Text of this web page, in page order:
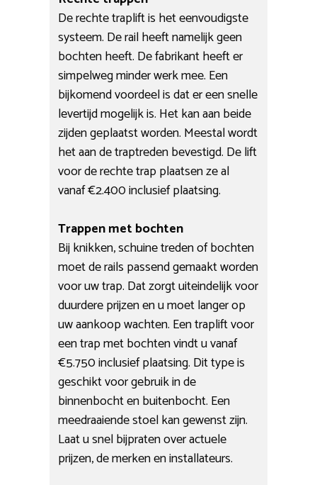
De rechte traplift is het eenvoudigste
systeem. De rail heeft namelijk geen
bochten heeft. De fabrikant heeft er
simpelweg minder werk mee. Een
bijkomend voordeel is dat er een snelle
levertijd mogelijk is. Het kan aan beide
zijden geplaatst worden. Meestal wordt
het aan de traptreden bevestigd. De lift
voor de rechte trap plaatsen ze al
vanaf €2.400 inclusief plaatsing.
Trappen met bochten
Bij knikken, schuine treden of bochten
moet de rails passend gemaakt worden
voor uw trap. Dat zorgt uiteindelijk voor
duurdere prijzen en u moet langer op
uw aankoop wachten. Een traplift voor
een trap met bochten vindt u vanaf
€5.750 inclusief plaatsing. Dit type is
geschikt voor gebruik in de
binnenbocht en buitenbocht. Een
meedraaiende stoel kan gewenst zijn.
Laat u snel bijpraten over actuele
prijzen, de merken en installateurs.